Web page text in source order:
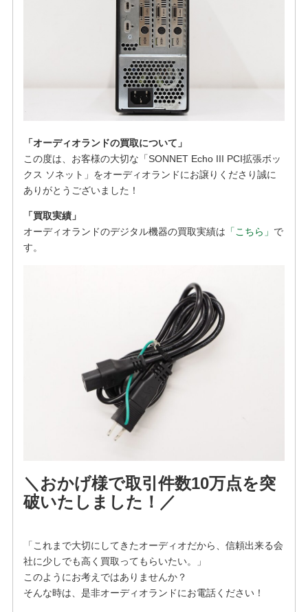
「オーディオランドの買取について」
この度は、お客様の大切な「SONNET Echo III PCI拡張ボッ
クス ソネット」をオーディオランドにお譲りくださり誠に
ありがとうございました！
「買取実績」
オーディオランドのデジタル機器の買取実績は 「こちら」 で
す。
＼おかげ様で取引件数10万点を突
破いたしました！／
「これまで大切にしてきたオーディオだから、信頼出来る会
社に少しでも高く買取ってもらいたい。」
このようにお考えではありませんか？
そんな時は、是非オーディオランドにお電話ください！